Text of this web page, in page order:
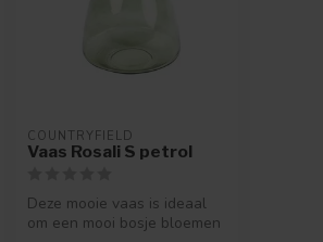
COUNTRYFIELD
Vaas Rosali S petrol
Deze mooie vaas is ideaal
om een mooi bosje bloemen